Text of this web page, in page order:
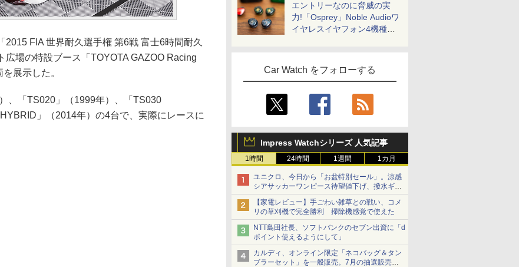
エントリーなのに脅威の実
力!「Osprey」Noble Audioワ
イヤレスイヤフォン4機種を
Car Watch をフォローする
Impress Watchシリーズ 人気記事
1時間 24時間 1週間 1カ月
ユニクロ、今日から「お盆特別セール」。涼感
シアサッカーワンピース待望値下げ、撥水ギア
ショーツは1990円に
【家電レビュー】手ごわい雑草との戦い、コメ
リの草刈機で完全勝利 掃除機感覚で使えた
NTT島田社長、ソフトバンクのセブン出資に「d
ポイント使えるようにして」
カルディ、オンライン限定「ネコバッグ＆タン
ブラーセット」を一般販売。7月の抽選販売の
FIA 世界耐久選手権 第6戦 富士6時間耐久
広場の特設ブース「TOYOTA GAZOO Racing
展示した。
、「TS020」（1999年）、「TS030
」（2014年）の4台で、実際にレースに